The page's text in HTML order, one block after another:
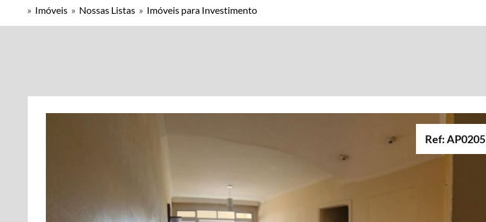
» Imóveis » Nossas Listas » Imóveis para Investimento
Ref: AP0205